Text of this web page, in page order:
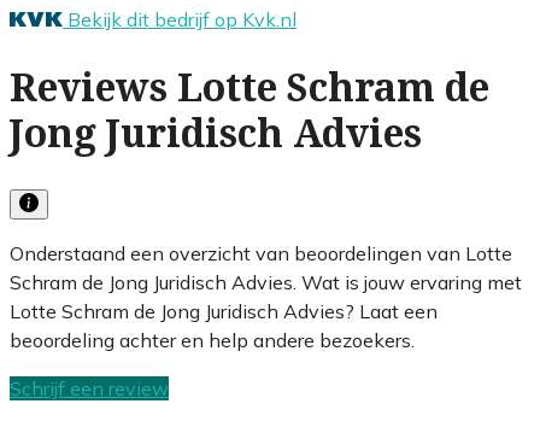
Bekijk dit bedrijf op Kvk.nl
Reviews Lotte Schram de
Jong Juridisch Advies
Onderstaand een overzicht van beoordelingen van Lotte
Schram de Jong Juridisch Advies. Wat is jouw ervaring met
Lotte Schram de Jong Juridisch Advies? Laat een
beoordeling achter en help andere bezoekers.
Schrijf een review